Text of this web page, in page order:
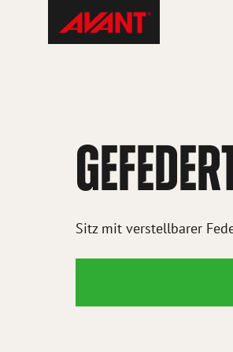
Avant
Tecno
Switzerland
Sitz mit verstellbarer